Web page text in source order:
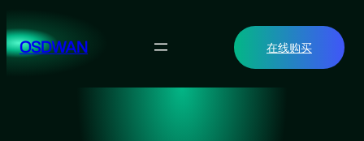
至
内OSDWAN 在线购买